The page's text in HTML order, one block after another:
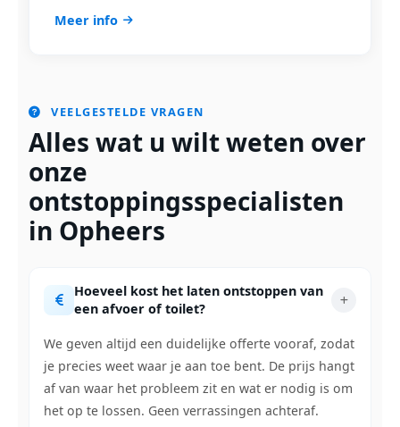
Meer info
VEELGESTELDE VRAGEN
Alles wat u wilt weten over
onze
ontstoppingsspecialisten
in Opheers
Hoeveel kost het laten ontstoppen van
een afvoer of toilet?
We geven altijd een duidelijke offerte vooraf, zodat
je precies weet waar je aan toe bent. De prijs hangt
af van waar het probleem zit en wat er nodig is om
het op te lossen. Geen verrassingen achteraf.